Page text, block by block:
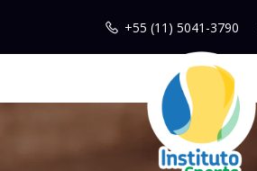
+55 (11) 5041-3790